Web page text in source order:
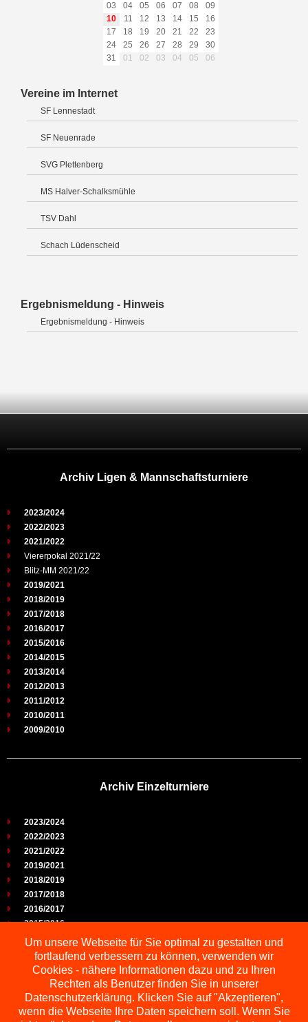
03
04 05 06 07 08
09
10
11 12 13 14 15
16
17
18 19 20 21 22
23
24
25 26 27 28 29
30
31
01 02 03 04 05 06
Vereine im Internet
SF Lennestadt
SF Neuenrade
SVG Plettenberg
MS Halver-Schalksmühle
TSV Dahl
Schach Lüdenscheid
Ergebnismeldung - Hinweis
Ergebnismeldung - Hinweis
Archiv Ligen & Mannschaftsturniere
2023/2024
2022/2023
2021/2022
Viererpokal 2021/22
Blitz-MM 2021/22
2019/2021
2018/2019
2017/2018
2016/2017
2015/2016
2014/2015
2013/2014
2012/2013
2011/2012
2010/2011
2009/2010
Archiv Einzelturniere
2023/2024
2022/2023
2021/2022
2019/2021
2018/2019
2017/2018
2016/2017
2015/2016
2014/2015
2013/2014
2012/2013
2011/2012
2010/2011
2009/2010
Um unsere Webseite für Sie optimal zu gestalten und
fortlaufend verbessern zu können, verwenden wir
Cookies - nähere Informationen dazu und zu Ihren
Rechten als Benutzer finden Sie in unserer
Datenschutzerklärung. Klicken Sie auf "Akzeptieren",
wenn die Webseite Ihre Daten speichern soll. Wenn Sie